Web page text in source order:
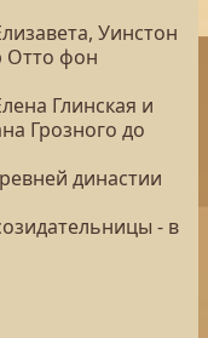
Уинстон
Отто фон
Глинская и
Грозного до
династии
- в